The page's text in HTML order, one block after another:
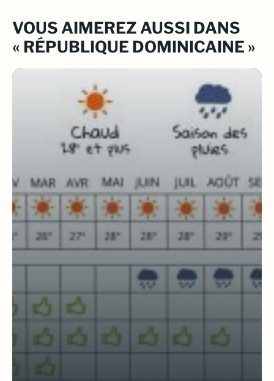
VOUS AIMEREZ AUSSI DANS
« RÉPUBLIQUE DOMINICAINE »